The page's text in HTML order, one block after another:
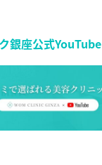
銀座公式YouTube